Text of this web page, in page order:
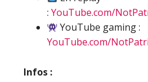
: YouTube.com/
YouTube gaming :
YouTube.com/
Infos :